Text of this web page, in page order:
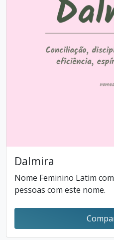
Dalmira
Nome Feminino Latim
pessoas com este nome.